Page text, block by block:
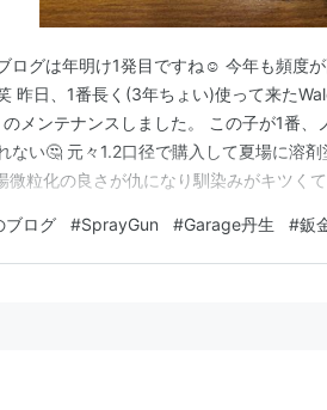
ログは年明け1発目ですね☺️ 今年も頻度
昨日、1番長く(3年ちょい)使って来た
メンテナンスしました。 この子が1番
ない🤔 元々1.2口径で購入して夏場に溶
微粒化の良さが仇になり馴染みがキツく
感じかなぁ？吐出量が増えて馴染みは良
りキ…
ブログ #SprayGun #Garage丹生 #鈑